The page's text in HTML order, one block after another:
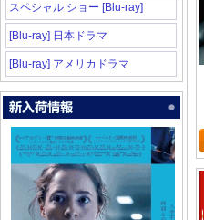
スペシャル ショー [Blu-ray]
[Blu-ray] 日本ドラマ
[Blu-ray] アメリカドラマ